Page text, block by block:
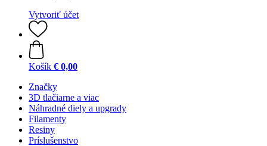
Vytvoriť účet
Košík € 0,00
Značky
3D tlačiarne a viac
Náhradné diely a upgrady
Filamenty
Resiny
Príslušenstvo